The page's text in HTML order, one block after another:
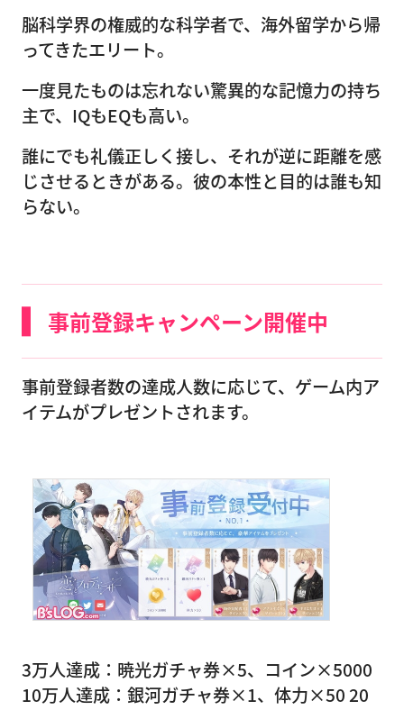
脳科学界の権威的な科学者で、海外留学から帰
ってきたエリート。
一度見たものは忘れない驚異的な記憶力の持ち
主で、IQもEQも高い。
誰にでも礼儀正しく接し、それが逆に距離を感
じさせるときがある。彼の本性と目的は誰も知
らない。
事前登録キャンペーン開催中
事前登録者数の達成人数に応じて、ゲーム内ア
イテムがプレゼントされます。
3万人達成：暁光ガチャ券×5、コイン×5000
10万人達成：銀河ガチャ券×1、体力×50 20